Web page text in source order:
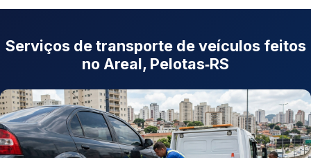
Serviços de transporte de veículos feitos
no Areal, Pelotas‑RS